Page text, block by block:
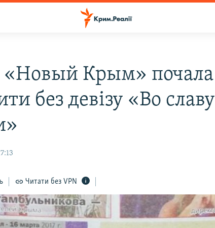
«Новый Крым» почала
без девізу «Во славу
Читати без VPN